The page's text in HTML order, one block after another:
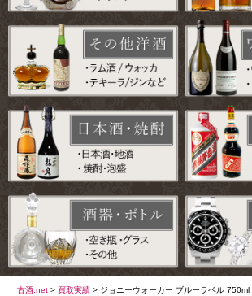
古酒.net> 買取実績> ジョニーウォーカー ブルーラベル